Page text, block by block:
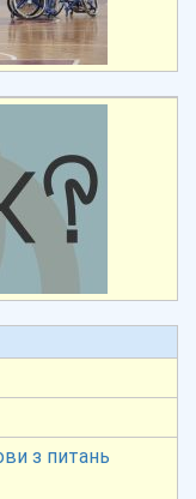
з питань